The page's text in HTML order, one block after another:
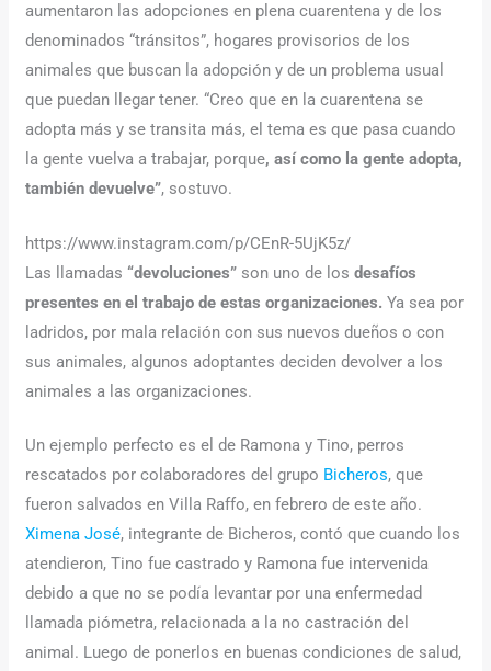
aumentaron las adopciones en plena cuarentena y de los
denominados “tránsitos”, hogares provisorios de los
animales que buscan la adopción y de un problema usual
que puedan llegar tener. “Creo que en la cuarentena se
adopta más y se transita más, el tema es que pasa cuando
la gente vuelva a trabajar, porque, así como la gente adopta,
también devuelve”, sostuvo.
https://www.instagram.com/p/CEnR-5UjK5z/
Las llamadas “devoluciones” son uno de losdesafíos
presentes en el trabajo de estas organizaciones. Ya sea por
ladridos, por mala relación con sus nuevos dueños o con
sus animales, algunos adoptantes deciden devolver a los
animales a las organizaciones.
Un ejemplo perfecto es el de Ramona y Tino, perros
rescatados por colaboradores del grupo Bicheros, que
fueron salvados en Villa Raffo, en febrero de este año.
Ximena José, integrante de Bicheros, contó que cuando los
atendieron, Tino fue castrado y Ramona fue intervenida
debido a que no se podía levantar por una enfermedad
llamada piómetra, relacionada a la no castración del
animal. Luego de ponerlos en buenas condiciones de salud,